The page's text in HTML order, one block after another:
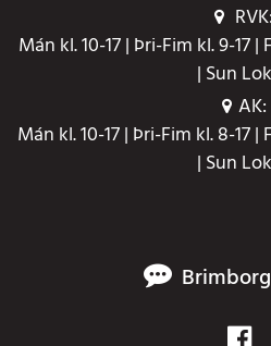
RVK:
Mán kl. 10-17 | Þri-Fim kl. 9-17 |
| Sun
AK:
Mán kl. 10-17 | Þri-Fim kl. 8-17 |
| Sun